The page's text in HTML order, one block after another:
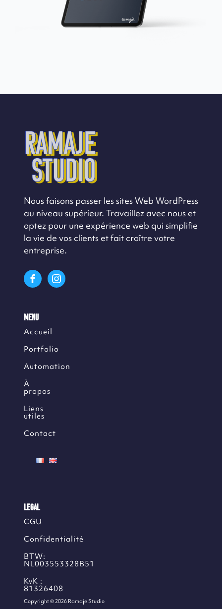
Nous faisons passer les sites Web WordPress
au niveau supérieur. Travaillez avec nous et
optez pour une expérience web qui simplifie
la vie de vos clients et fait croître votre
entreprise.
MENU
Accueil
Portfolio
Automation
À
propos
Liens
utiles
Contact
LEGAL
CGU
Confidentialité
BTW:
NL003553328B51
KvK :
81326408
Copyright © 2026 Ramaje Studio